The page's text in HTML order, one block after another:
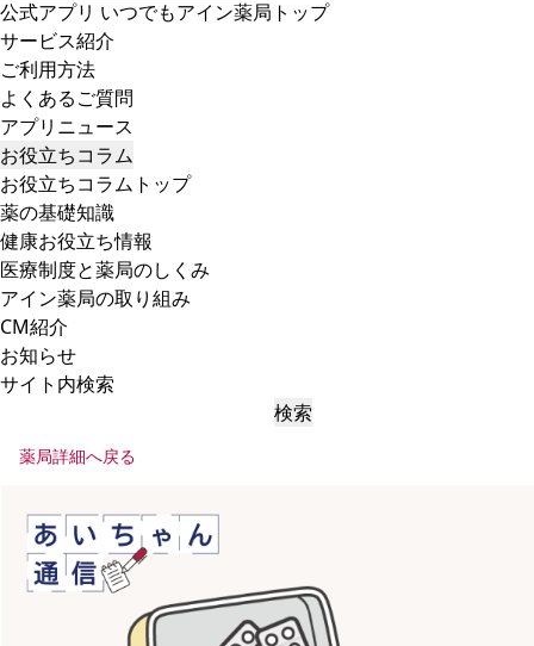
公式アプリ いつでもアイン薬局トップ
サービス紹介
ご利用方法
よくあるご質問
アプリニュース
お役立ちコラム
お役立ちコラムトップ
薬の基礎知識
健康お役立ち情報
医療制度と薬局のしくみ
アイン薬局の取り組み
CM紹介
お知らせ
サイト内検索
検索
薬局詳細へ戻る